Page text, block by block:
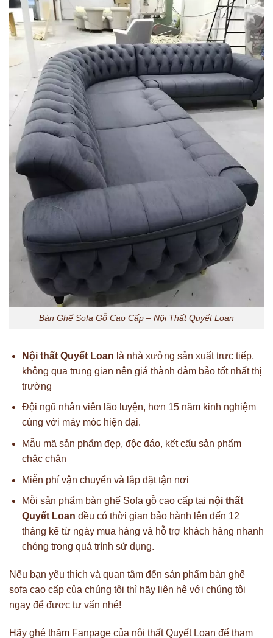
Bàn Ghế Sofa Gỗ Cao Cấp – Nội Thất Quyết Loan
Nội thất Quyết Loan là nhà xưởng sản xuất trực tiếp,
không qua trung gian nên giá thành đảm bảo tốt nhất thị
trường
Đội ngũ nhân viên lão luyện, hơn 15 năm kinh nghiệm
cùng với máy móc hiện đại.
Mẫu mã sản phẩm đẹp, độc đáo, kết cấu sản phẩm
chắc chắn
Miễn phí vận chuyển và lắp đặt tận nơi
Mỗi sản phẩm bàn ghế Sofa gỗ cao cấp tại nội thất
Quyết Loan đều có thời gian bảo hành lên đến 12
tháng kể từ ngày mua hàng và hỗ trợ khách hàng nhanh
chóng trong quá trình sử dụng.
Nếu bạn yêu thích và quan tâm đến sản phẩm bàn ghế
sofa cao cấp của chúng tôi thì hãy liên hệ với chúng tôi
ngay để được tư vấn nhé!
Hãy ghé thăm Fanpage của nội thất Quyết Loan để tham